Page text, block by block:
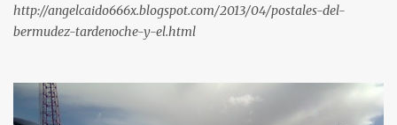
http://angelcaido666x.blogspot.com/2013/04/postales-del-
bermudez-tardenoche-y-el.html